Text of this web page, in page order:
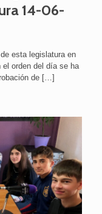
14-06-
esta legislatura en
el orden del día se ha
de […]